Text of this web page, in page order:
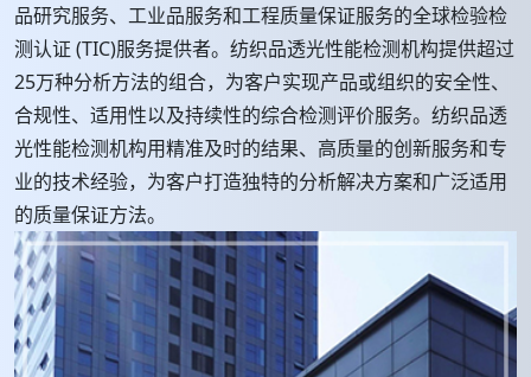
品研究服务、工业品服务和工程质量保证服务的全球检验检
测认证 (TIC)服务提供者。纺织品透光性能检测机构提供超过
25万种分析方法的组合，为客户实现产品或组织的安全性、
合规性、适用性以及持续性的综合检测评价服务。纺织品透
光性能检测机构用精准及时的结果、高质量的创新服务和专
业的技术经验，为客户打造独特的分析解决方案和广泛适用
的质量保证方法。